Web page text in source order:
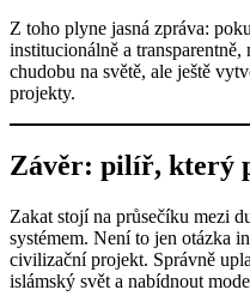
Z toho plyne jasná zpráva:
institucionálně a
chudobu na světě, ale ještě
projekty.
Závěr: pilíř, který
Zakat stojí na průsečíku mezi
systémem. Není to jen otázka
civilizační projekt. Správně
islámský svět a nabídnout